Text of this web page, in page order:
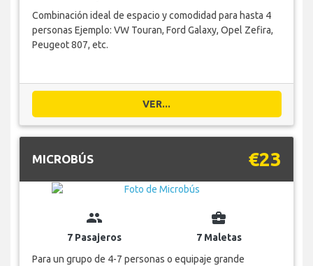
Combinación ideal de espacio y comodidad para hasta 4
personas Ejemplo: VW Touran, Ford Galaxy, Opel Zefira,
Peugeot 807, etc.
VER...
MICROBÚS €23
group
7 Pasajeros
business_center
7 Maletas
Para un grupo de 4-7 personas o equipaje grande